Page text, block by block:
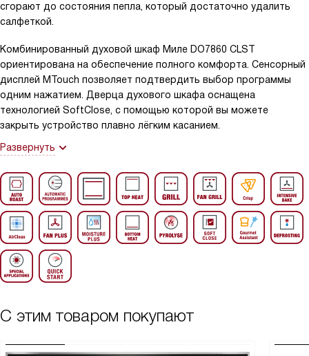
сгорают до состояния пепла, который достаточно удалить
салфеткой.
Комбинированный духовой шкаф Миле DO7860 CLST
ориентирована на обеспечение полного комфорта. Сенсорный
дисплей MTouch позволяет подтвердить выбор программы
одним нажатием. Дверца духового шкафа оснащена
технологией SoftClose, с помощью которой вы можете
закрыть устройство плавно лёгким касанием.
Развернуть
С этим товаром покупают